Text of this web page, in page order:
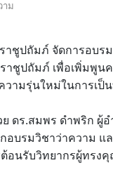
าม
ชูปถัมภ์ จัดการอบร
ชูปถัมภ์ เพื่อเพิ่มพูน
ามรุ่นใหม่ในการเป็
ดร.สมพร ดำพริก ผู้
บรมวิชาว่าความ แล
อนรับวิทยากรผู้ทรง